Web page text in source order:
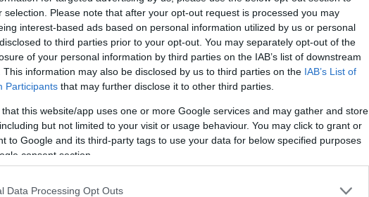
selection. Please note that after your opt-out request is processed you may
interest-based ads based on personal information utilized by us or personal
to third parties prior to your opt-out. You may separately opt-out of the
of your personal information by third parties on the IAB’s list of downstream
This information may also be disclosed by us to third parties on the IAB’s List of
Participants that may further disclose it to other third parties.
that this website/app uses one or more Google services and may gather and store
but not limited to your visit or usage behaviour. You may click to grant or
to Google and its third-party tags to use your data for below specified purposes
consent section.
Data Processing Opt Outs
– megosztva
(1928), Mire megvirrad (1939) – megosztva
(1945) – megosztva